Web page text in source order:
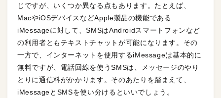
じですが、いくつか異なる点もあります。たとえば、
MacやiOSデバイスなどApple製品の機能である
iMessageに対して、SMSはAndroidスマートフォンなど
の利用者ともテキストチャットが可能になります。その
一方で、インターネットを使用するiMessageは基本的に
無料ですが、電話回線を使うSMSは、メッセージのやり
とりに通信料がかかります。そのあたりを踏まえて、
iMessageとSMSを使い分けるといいでしょう。